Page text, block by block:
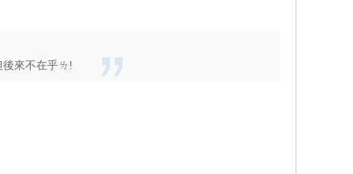
來不在乎ㄌ!